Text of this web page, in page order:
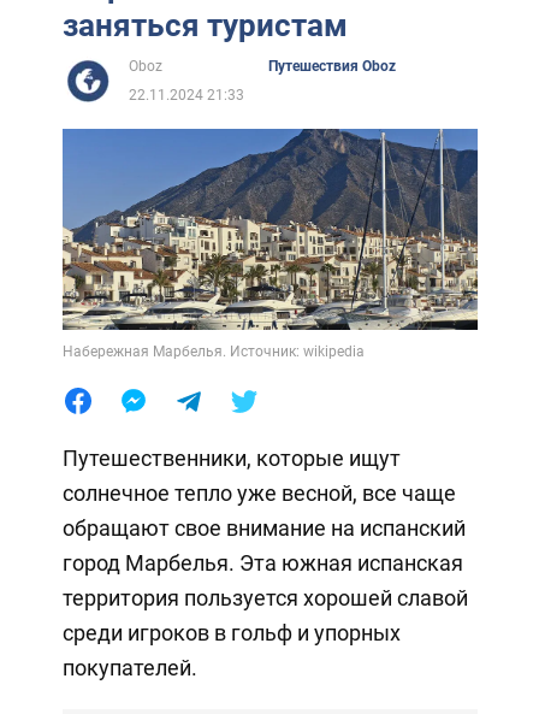
заняться туристам
Oboz
Путешествия Oboz
22.11.2024 21:33
Набережная Марбелья. Источник: wikipedia
Путешественники, которые ищут
солнечное тепло уже весной, все чаще
обращают свое внимание на испанский
город Марбелья. Эта южная испанская
территория пользуется хорошей славой
среди игроков в гольф и упорных
покупателей.